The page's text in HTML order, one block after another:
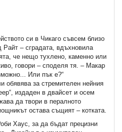
си в Чикаго съвсем близо
– сградата, вдъхновила
че нещо тухлено, каменно или
говори – споделя тя. – Макар
Или пък е?“
обявява за стремителен нейния
издаден в двайсет и осем
да твори в пералното
остава същият – котката.
Хаус, за да бъдат прецизни